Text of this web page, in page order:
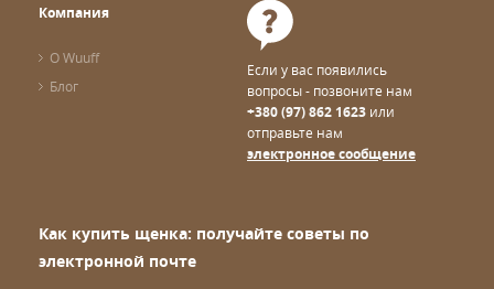
Компания
О Wuuff
Блог
Если у вас появились
вопросы - позвоните нам
+380 (97) 862 1623 или
отправьте нам
электронное сообщение
Как купить щенка: получайте советы по
электронной почте